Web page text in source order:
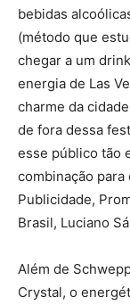
bebidas
(método que
chegar a um
energia de Las
charme da
de fora dessa
esse público tão
combinação para
Publicidade,
Brasil, Luciano
Além de
Crystal, o